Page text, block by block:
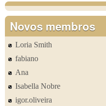
Novos membros
Loria Smith
fabiano
Ana
Isabella Nobre
igor.oliveira